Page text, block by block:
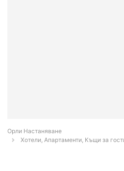
Орли Настаняване
Хотели, Апартаменти, Къщи за